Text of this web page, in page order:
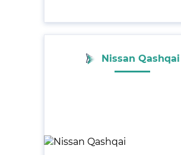
Nissan Qashqai